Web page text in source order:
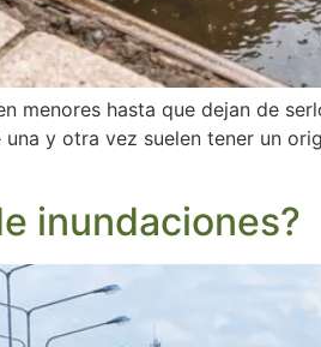
menores hasta que dejan de
y otra vez suelen tener un
inundaciones?